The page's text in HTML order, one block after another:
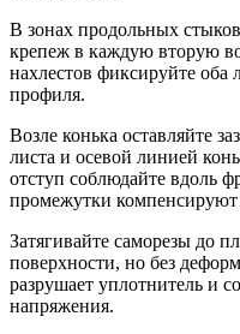
В зонах продольных
крепеж в каждую вторую
нахлестов фиксируйте оба
профиля.
Возле конька оставляйте
листа и осевой линией
отступ соблюдайте вдоль
промежутки компенсируют
Затягивайте саморезы до
поверхности, но без
разрушает уплотнитель и
напряжения.